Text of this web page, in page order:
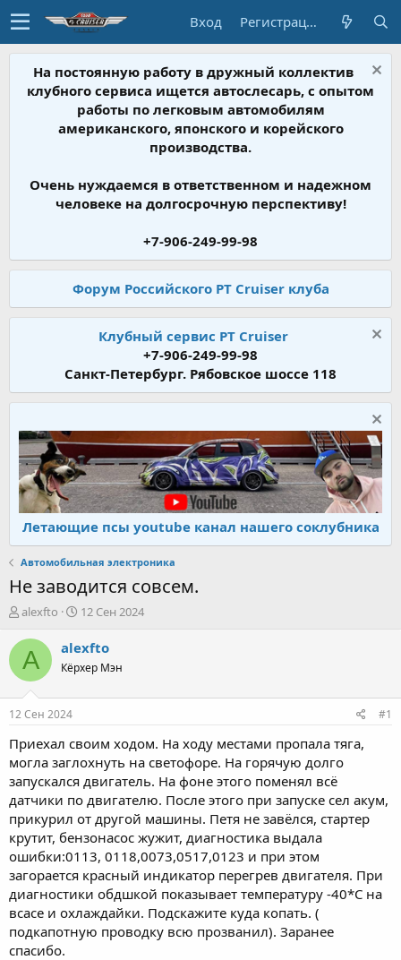
Вход Регистрация
На постоянную работу в дружный коллектив
клубного сервиса ищется автослесарь, с опытом
работы по легковым автомобилям
американского, японского и корейского
производства.
Очень нуждаемся в ответственном и надежном
человеке на долгосрочную перспективу!
+7-906-249-99-98
Форум Российского PT Cruiser клуба
Клубный сервис PT Cruiser
+7-906-249-99-98
Санкт-Петербург. Рябовское шоссе 118
Летающие псы youtube канал нашего соклубника
Автомобильная электроника
Не заводится совсем.
А
т
о
р
е
м
ы
alexfto
Д
т
н
л
12 Сен 2024
A alexfto
Кёрхер Мэн
12 Сен 2024 #1
Приехал своим ходом. На ходу местами пропала тяга,
могла заглохнуть на светофоре. На горячую долго
запускался двигатель. На фоне этого поменял всё
датчики по двигателю. После этого при запуске сел акум,
прикурил от другой машины. Петя не завёлся, стартер
крутит, бензонасос жужит, диагностика выдала
ошибки:0113, 0118,0073,0517,0123 и при этом
загорается красный индикатор перегрев двигателя. При
диагностики обдшкой показывает температуру -40*С на
всасе и охлаждайки. Подскажите куда копать. (
подкапотную проводку всю прозванил). Заранее
спасибо.